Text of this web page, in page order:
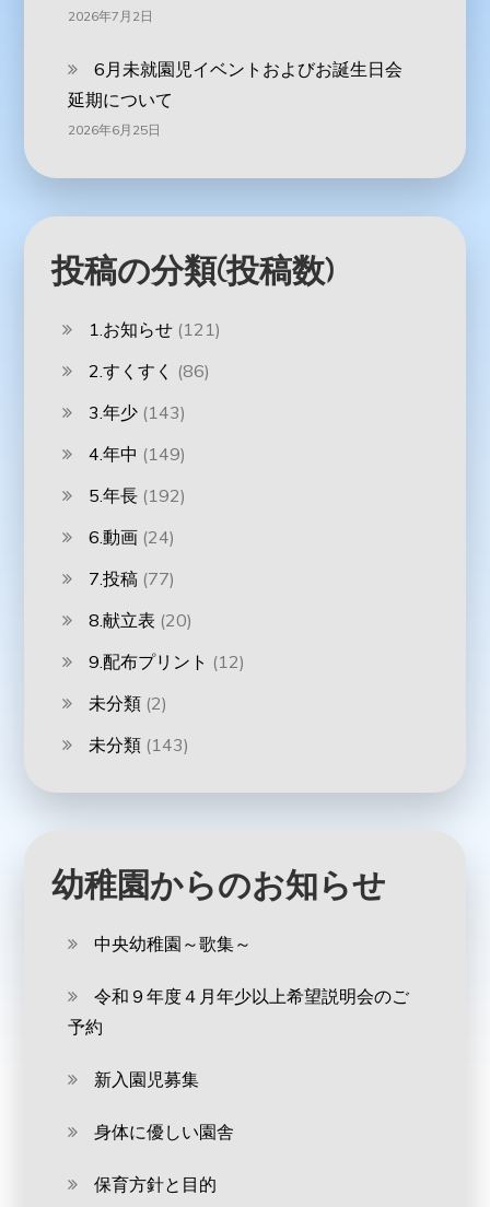
2026年7月2日
6月未就園児イベントおよびお誕生日会
延期について
2026年6月25日
投稿の分類(投稿数)
1.お知らせ (121)
2.すくすく (86)
3.年少 (143)
4.年中 (149)
5.年長 (192)
6.動画 (24)
7.投稿 (77)
8.献立表 (20)
9.配布プリント (12)
未分類 (2)
未分類 (143)
幼稚園からのお知らせ
中央幼稚園～歌集～
令和９年度４月年少以上希望説明会のご
予約
新入園児募集
身体に優しい園舎
保育方針と目的